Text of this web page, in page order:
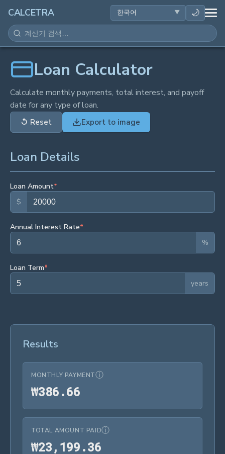
CALCETRA 🌙
수학
변환
과학
일상
Loan Calculator
Calculate monthly payments, total interest, and payoff
date for any type of loan.
↺ Reset Export to image
Loan Details
Loan Amount*
$
Annual Interest Rate*
%
Loan Term*
years
Results
MONTHLY PAYMENTⓘ
₩386.66
TOTAL AMOUNT PAIDⓘ
₩23, 199.36